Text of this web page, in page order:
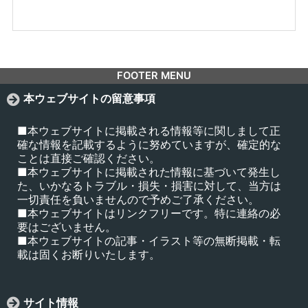
FOOTER MENU
本ウェブサイトの留意事項
■本ウェブサイトに掲載される情報等に関しまして正
確な情報を記載するように努めていますが、確定的な
ことは直接ご確認ください。
■本ウェブサイトに掲載された情報に基づいて発生し
た、いかなるトラブル・損失・損害に対して、当方は
一切責任を負いませんので予めご了承ください。
■本ウェブサイトはリンクフリーです。特に連絡の必
要はございません。
■本ウェブサイトの記事・イラスト等の無断掲載・転
載は固くお断りいたします。
サイト情報